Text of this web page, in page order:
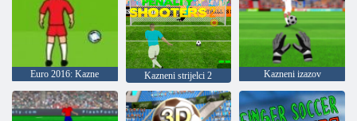
Euro 2016: Kazne Kazneni strijelci 2 Kazneni izazov